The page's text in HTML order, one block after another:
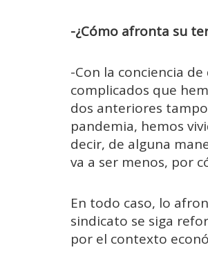
-¿Cómo afronta su
-Con la conciencia
complicados que
dos anteriores
pandemia, hemos
decir, de alguna
va a ser menos, por
En todo caso, lo
sindicato se siga
por el contexto